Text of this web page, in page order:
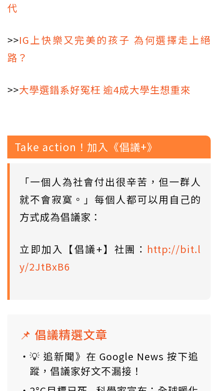
代
>>IG上快樂又完美的孩子 為何選擇走上絕
路？
>>大學選錯系好冤枉 逾4成大學生想重來
Take action！加入《倡議+》
「一個人為社會付出很辛苦，但一群人
就不會寂寞。」每個人都可以用自己的
方式成為倡議家：
立即加入【倡議+】社團： http://bit.l
y/2JtBxB6
📌 倡議精選文章
💡 追新聞》在 Google News 按下追
蹤，倡議家好文不漏接！